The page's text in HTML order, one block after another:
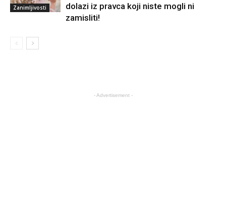
Zanimljivosti
dolazi iz pravca koji niste mogli ni
zamisliti!
- Advertisement -